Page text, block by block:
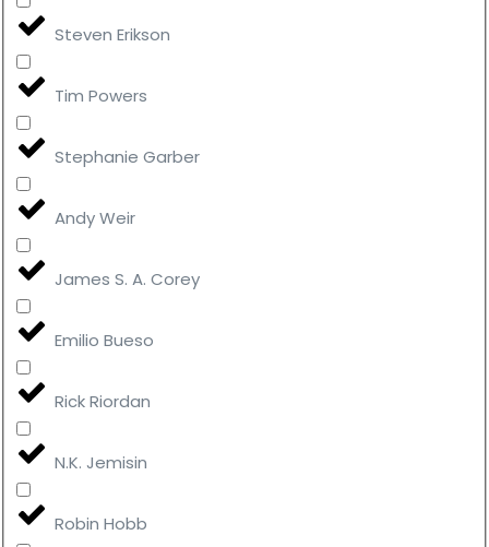
Steven Erikson
Tim Powers
Stephanie Garber
Andy Weir
James S. A. Corey
Emilio Bueso
Rick Riordan
N.K. Jemisin
Robin Hobb